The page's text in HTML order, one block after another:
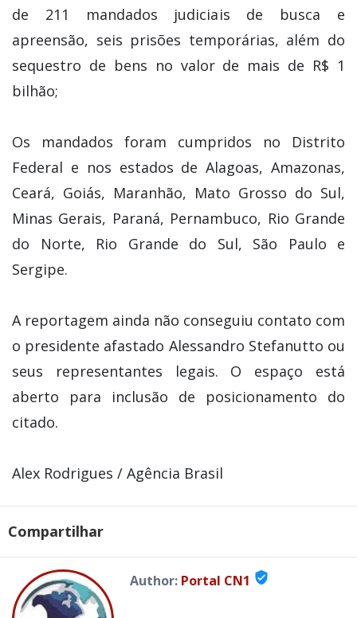
de 211 mandados judiciais de busca e
apreensão, seis prisões temporárias, além do
sequestro de bens no valor de mais de R$ 1
bilhão;
Os mandados foram cumpridos no Distrito
Federal e nos estados de Alagoas, Amazonas,
Ceará, Goiás, Maranhão, Mato Grosso do Sul,
Minas Gerais, Paraná, Pernambuco, Rio Grande
do Norte, Rio Grande do Sul, São Paulo e
Sergipe.
A reportagem ainda não conseguiu contato com
o presidente afastado Alessandro Stefanutto ou
seus representantes legais. O espaço está
aberto para inclusão de posicionamento do
citado.
Alex Rodrigues / Agência Brasil
Compartilhar
Author: Portal CN1 verified_user